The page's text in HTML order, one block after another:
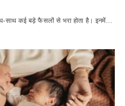
साथ कई बड़े फैसलों से भरा होता है। इनमें…